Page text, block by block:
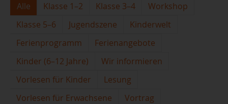
Alle Klasse 1–2 Klasse 3–4
Workshop
Klasse 5–6
Jugendszene
Kinderwelt
Ferienprogramm
Ferienangebote
Kinder (6–12 Jahre)
Wir informieren
Vorlesen für Kinder
Lesung
Vorlesen für Erwachsene
Vortrag